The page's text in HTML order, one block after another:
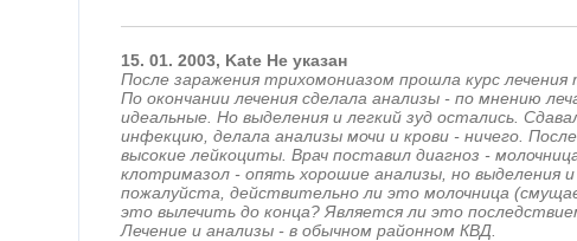
15. 01. 2003, Kate Не указан
После заражения трихомониазом прошла курс лечения
По окончании лечения сделала анализы - по мнению
идеальные. Но выделения и легкий зуд остались.
инфекцию, делала анализы мочи и крови - ничего.
высокие лейкоциты. Врач поставил диагноз -
клотримазол - опять хорошие анализы, но выделения
пожалуйста, действительно ли это молочница
это вылечить до конца? Является ли это
Лечение и анализы - в обычном районном КВД.